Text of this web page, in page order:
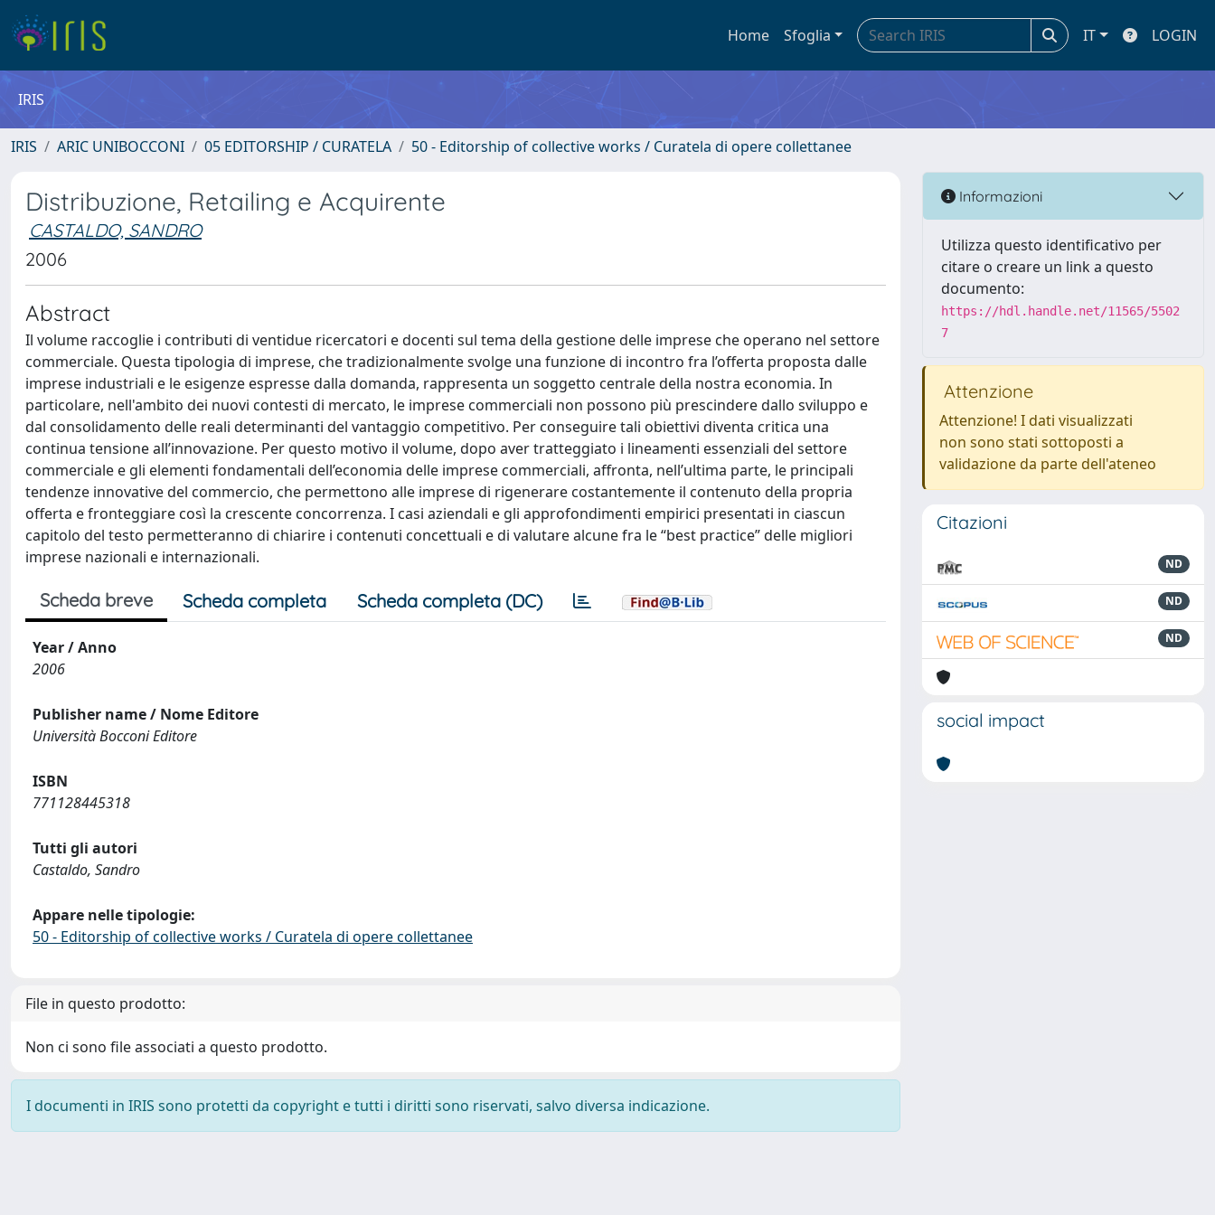
Home Sfoglia IT LOGIN
IRIS
IRIS ARIC UNIBOCCONI 05 EDITORSHIP / CURATELA 50 - Editorship of collective works / Curatela di opere collettanee
Distribuzione, Retailing e Acquirente
CASTALDO, SANDRO
2006
Abstract
Il volume raccoglie i contributi di ventidue ricercatori e docenti sul tema della gestione delle imprese che operano nel settore
commerciale. Questa tipologia di imprese, che tradizionalmente svolge una funzione di incontro fra l’offerta proposta dalle
imprese industriali e le esigenze espresse dalla domanda, rappresenta un soggetto centrale della nostra economia. In
particolare, nell'ambito dei nuovi contesti di mercato, le imprese commerciali non possono più prescindere dallo sviluppo e
dal consolidamento delle reali determinanti del vantaggio competitivo. Per conseguire tali obiettivi diventa critica una
continua tensione all’innovazione. Per questo motivo il volume, dopo aver tratteggiato i lineamenti essenziali del settore
commerciale e gli elementi fondamentali dell’economia delle imprese commerciali, affronta, nell’ultima parte, le principali
tendenze innovative del commercio, che permettono alle imprese di rigenerare costantemente il contenuto della propria
offerta e fronteggiare così la crescente concorrenza. I casi aziendali e gli approfondimenti empirici presentati in ciascun
capitolo del testo permetteranno di chiarire i contenuti concettuali e di valutare alcune fra le “best practice” delle migliori
imprese nazionali e internazionali.
Scheda breve Scheda completa Scheda completa (DC)
Year / Anno
2006
Publisher name / Nome Editore
Università Bocconi Editore
ISBN
771128445318
Tutti gli autori
Castaldo, Sandro
Appare nelle tipologie:
50 - Editorship of collective works / Curatela di opere collettanee
File in questo prodotto:
Non ci sono file associati a questo prodotto.
I documenti in IRIS sono protetti da copyright e tutti i diritti sono riservati, salvo diversa indicazione.
Informazioni
Utilizza questo identificativo per
citare o creare un link a questo
documento:
https://hdl.handle.net/11565/5502
7
Attenzione
Attenzione! I dati visualizzati
non sono stati sottoposti a
validazione da parte dell'ateneo
Citazioni
ND
ND
ND
social impact